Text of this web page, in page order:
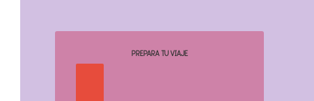
PREPARA TU VIAJE